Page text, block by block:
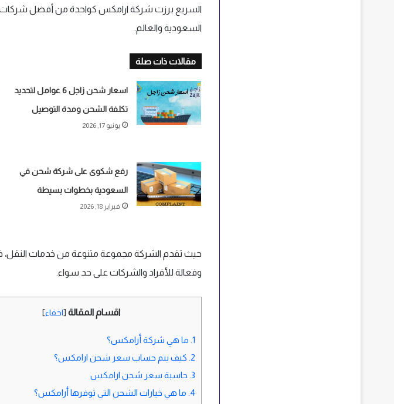
السريع برزت شركة ارامكس كواحدة من أفضل شركات
السعودية والعالم.
مقالات ذات صلة
اسعار شحن زاجل 6 عوامل لتحديد
تكلفة الشحن ومدة التوصيل
يونيو 17, 2026
رفع شكوى على شركة شحن في
السعودية بخطوات بسيطة
فبراير 18, 2026
حيث تقدم الشركة مجموعة متنوعة من خدمات
وفعالة للأفراد والشركات على حد سواء.
اقسام المقالة [اخفاء]
1. ما هي شركة أرامكس؟
2. كيف يتم حساب سعر شحن ارامكس؟
3. حاسبة سعر شحن ارامكس
4. ما هي خيارات الشحن التي توفرها أرامكس؟